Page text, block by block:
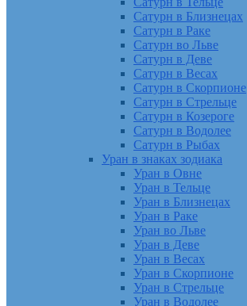
Сатурн в Близнецах
Сатурн в Раке
Сатурн во Льве
Сатурн в Деве
Сатурн в Весах
Сатурн в Скорпионе
Сатурн в Стрельце
Сатурн в Козероге
Сатурн в Водолее
Сатурн в Рыбах
Уран в знаках зодиака
Уран в Овне
Уран в Тельце
Уран в Близнецах
Уран в Раке
Уран во Льве
Уран в Деве
Уран в Весах
Уран в Скорпионе
Уран в Стрельце
Уран в Водолее